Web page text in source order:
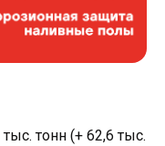
тонн (+ 62,6 тыс.